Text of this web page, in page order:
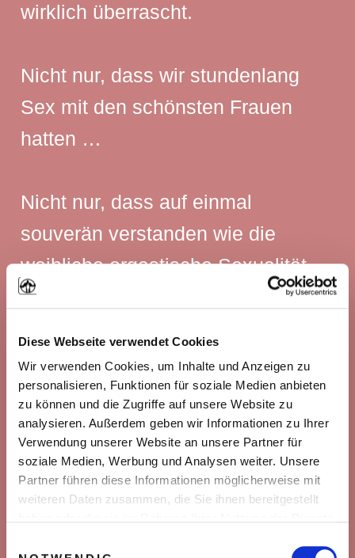
Diese Webseite verwendet Cookies
Wir verwenden Cookies, um Inhalte und Anzeigen zu
personalisieren, Funktionen für soziale Medien anbieten
zu können und die Zugriffe auf unsere Website zu
analysieren. Außerdem geben wir Informationen zu Ihrer
Verwendung unserer Website an unsere Partner für
soziale Medien, Werbung und Analysen weiter. Unsere
Partner führen diese Informationen möglicherweise mit
weiteren Daten zusammen, die Sie ihnen bereitgestellt
wirklich überrascht.
Nicht nur, dass wir stundenlang
Sex mit den schönsten Frauen
hatten …
Nicht nur, dass auf einmal
souverän verstanden wie die
weibliche orgastische Sexualität
funktioniert …
Nicht nur, dass wir viele wilde und
noch wildere Abenteuer erlebten …
… nein! Auch den Männern, denen
wir Schritt für Schritt zeigen, wie
können, hatten die ähnliche